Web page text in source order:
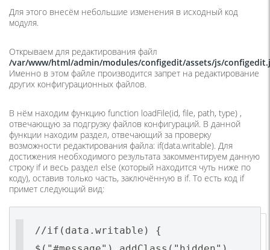
Для этого внесём небольшие изменения в исходный код
модуля.
Открываем для редактирования файл
/var/www/html/admin/modules/configedit/assets/js/
Именно в этом файле производится запрет на редактирование
других конфигурационных файлов.
В нём находим функцию function loadFile(id, file, path, type) ,
отвечающую за подгрузку файлов конфигураций. В данной
функции находим раздел, отвечающий за проверку
возможности редактирования файла: if(data.writable). Для
достижения необходимого результата закомментируем данную
строку if и весь раздел else (который находится чуть ниже по
коду), оставив только часть, заключённую в if. То есть код if
примет следующий вид:
//if(data.writable) {